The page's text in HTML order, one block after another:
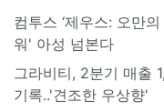
컴투스 ‘제우스: 오만
워' 아성 넘본다
그라비티, 2분기 매출
기록..'견조한 우상향'